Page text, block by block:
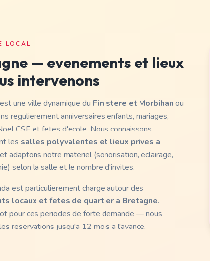
LOCAL
— evenements et lieux
intervenons
est une ville dynamique du Finistere et Morbihan ou
regulierement anniversaires enfants, mariages,
CSE et fetes d'ecole. Nous connaissons
les salles polyvalentes et lieux prives a
et adaptons notre materiel (sonorisation, eclairage,
selon la salle et le nombre d'invites.
est particulierement charge autour des
locaux et fetes de quartier a Bretagne.
pour ces periodes de forte demande — nous
reservations jusqu'a 12 mois a l'avance.